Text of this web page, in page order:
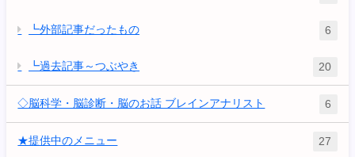
┗外部記事だったもの 6
┗過去記事～つぶやき 20
◇脳科学・脳診断・脳のお話 ブレインアナリスト 6
★提供中のメニュー 27